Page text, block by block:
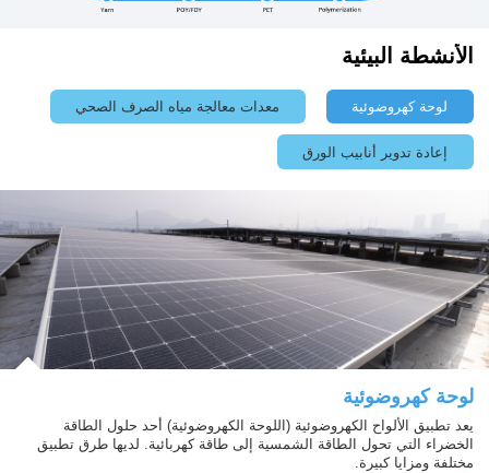
الأنشطة البيئية
لوحة كهروضوئية معدات معالجة مياه الصرف الصحي
إعادة تدوير أنابيب الورق
لوحة كهروضوئية
يعد تطبيق الألواح الكهروضوئية (اللوحة الكهروضوئية) أحد حلول الطاقة
الخضراء التي تحول الطاقة الشمسية إلى طاقة كهربائية. لديها طرق تطبيق
مختلفة ومزايا كبيرة.